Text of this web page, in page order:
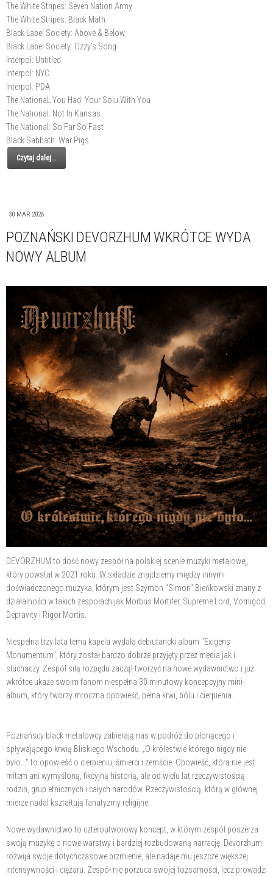
The White Stripes: Seven Nation Army
The White Stripes: Black Math
Black Label Society: Above & Below
Black Label Society: Ozzy's Song
Interpol: Untitled
Interpol: NYC
Interpol: PDA
The NationaL You Had Your Solu With You
The National: Not In Kansas
The National: So Far So Fast
Black Sabbath: War Pigs
Czytaj dalej...
30 MAR 2026
POZNAŃSKI DEVORZHUM WKRÓTCE WYDA
NOWY ALBUM
DEVORZHUM to dość nowy zespół na polskiej scenie muzyki metalowej,
który powstał w 2021 roku. W składzie znajdziemy między innymi
doświadczonego muzyka, którym jest Szymon "Simon" Bieńkowski znany z
działalności w takich zespołach jak Morbus Mortifer, Supreme Lord, Vomigod,
Depravity i Rigor Mortis.
Niespełna trzy lata temu kapela wydała debiutancki album "Exigens
Monumentum", który został bardzo dobrze przyjęty przez media jak i
słuchaczy. Zespół siłą rozpędu zaczął tworzyć na nowe wydawnictwo i już
wkrótce ukaże swoim fanom niespełna 30 minutowy koncepcyjny mini-
album, który tworzy mroczna opowieść, pełna krwi, bólu i cierpienia.
Poznańscy black metalowcy zabierają nas w podróż do płonącego i
spływającego krwią Bliskiego Wschodu. „O królestwie którego nigdy nie
było..." to opowieść o cierpieniu, śmierci i zemście. Opowieść, która nie jest
mitem ani wymyśloną, fikcyjną historią, ale od wielu lat rzeczywistością
rodzin, grup etnicznych i całych narodów. Rzeczywistością, którą w głównej
mierze nadal kształtują fanatyzmy religijne.
Nowe wydawnictwo to czteroutworowy koncept, w którym zespół poszerza
swoją muzykę o nowe warstwy i bardziej rozbudowaną narrację. Devorzhum
rozwija swoje dotychczasowe brzmienie, ale nadaje mu jeszcze większej
intensywności i ciężaru. Zespół nie porzuca swojej tożsamości, lecz prowadzi